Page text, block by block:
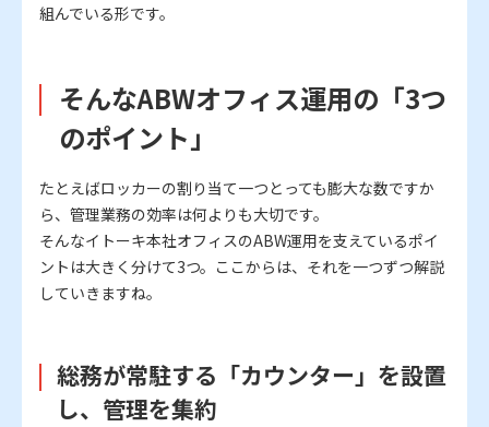
組んでいる形です。
そんなABWオフィス運用の「3つ
のポイント」
たとえばロッカーの割り当て一つとっても膨大な数ですか
ら、管理業務の効率は何よりも大切です。
そんなイトーキ本社オフィスのABW運用を支えているポイ
ントは大きく分けて3つ。ここからは、それを一つずつ解説
していきますね。
総務が常駐する「カウンター」を設置
し、管理を集約